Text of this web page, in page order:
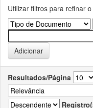
Utilizar filtros para refinar
Resultados/Página